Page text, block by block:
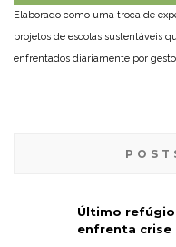
Elaborado como uma troca de
projetos de escolas sustentáveis
enfrentados diariamente por
Último
enfrenta crise